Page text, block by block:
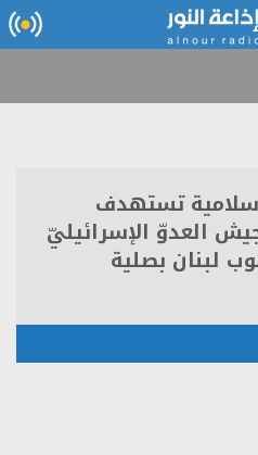
تستهدف
العدوّ الإسرائيليّ
لبنان بصلية